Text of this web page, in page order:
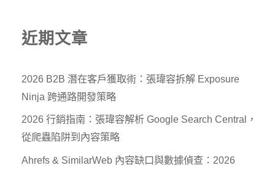
近期文章
2026 B2B 潛在客戶獲取術：張瑋容拆解 Exposure
Ninja 跨通路開發策略
2026 行銷指南：張瑋容解析 Google Search Central，
從爬蟲陷阱到內容策略
Ahrefs & SimilarWeb 內容缺口與數據偵查：2026